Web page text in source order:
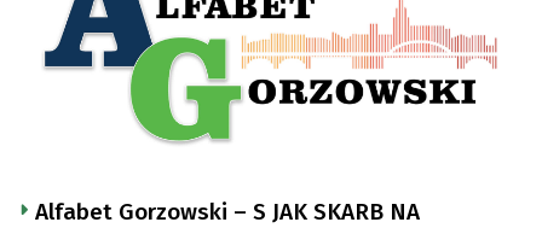
Alfabet Gorzowski – S JAK SKARB NA